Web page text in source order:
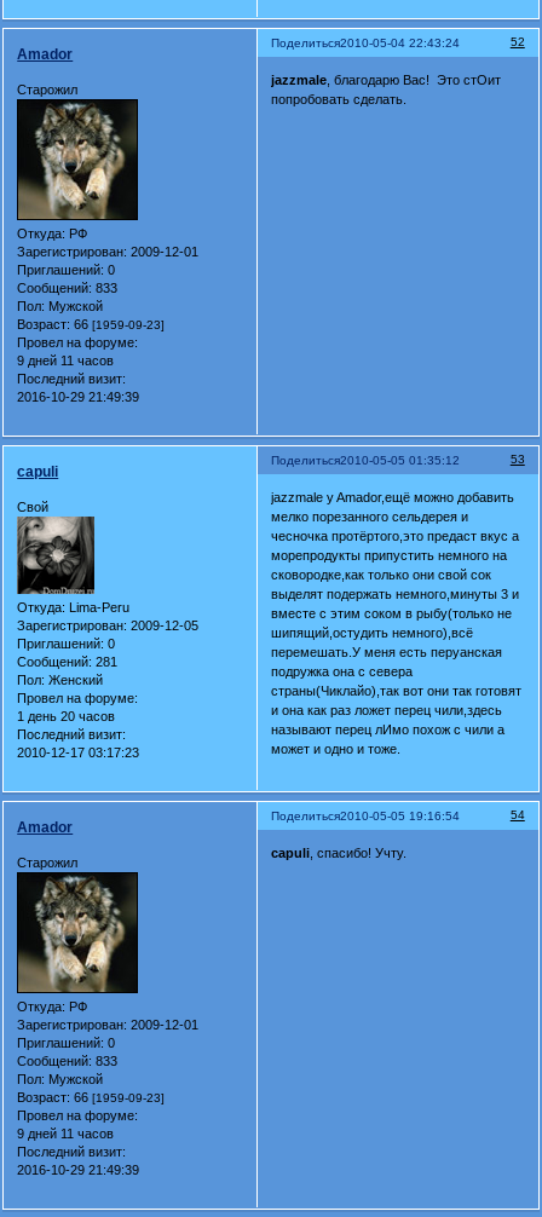
Поделиться 52
2010-05-04 22:43:24
Amador
Старожил
Откуда: РФ
Зарегистрирован: 2009-12-01
Приглашений: 0
Сообщений: 833
Пол: Мужской
Возраст: 66[1959-09-23]
Провел на форуме:
9 дней 11 часов
Последний визит:
2016-10-29 21:49:39
jazzmale , благодарю Вас! Это стОит
попробовать сделать.
Поделиться 53
2010-05-05 01:35:12
capuli
Свой
Откуда:
Lima-Peru
Зарегистрирован: 2009-12-05
Приглашений: 0
Сообщений: 281
Пол: Женский
Провел на форуме:
1 день 20 часов
Последний визит:
2010-12-17 03:17:23
jazzmale y Amador,ещё можно добавить
мелко порезанного сельдерея и
чесночка протёртого,это предаст вкус а
морепродукты припустить немного на
сковородке,как только они свой сок
выделят подержать немного,минуты 3 и
вместе с этим соком в рыбу(только не
шипящий,остудить немного),всё
перемешать.У меня есть перуанская
подружка она с севера
страны(Чиклайо),так вот они так готовят
и она как раз ложет перец чили,здесь
называют перец лИмо похож с чили а
может и одно и тоже.
Поделиться 54
2010-05-05 19:16:54
Amador
Старожил
Откуда: РФ
Зарегистрирован: 2009-12-01
Приглашений: 0
Сообщений: 833
Пол: Мужской
Возраст: 66[1959-09-23]
Провел на форуме:
9 дней 11 часов
Последний визит:
2016-10-29 21:49:39
capuli , спасибо! Учту.